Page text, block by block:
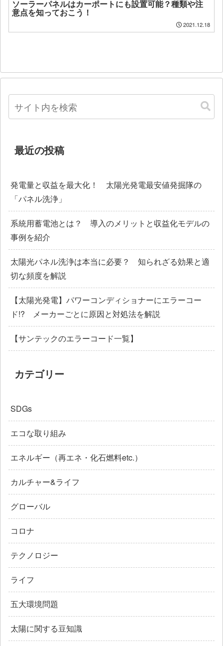
ソーラーパネルはカーポートにも設置可能？種類や注
意点を知っておこう！
2021.12.18
最近の投稿
発電量と収益を最大化！ 太陽光発電最安値発掘隊の
「パネル洗浄」
系統用蓄電池とは？ 導入のメリットと収益化モデルの
事例を紹介
太陽光パネル洗浄は本当に必要？ 知られざる効果と適
切な頻度を解説
【太陽光発電】パワーコンディショナーにエラーコー
ド!? メーカーごとに原因と対処法を解説
【サンテックのエラーコード一覧】
カテゴリー
SDGs
エコな取り組み
エネルギー（再エネ・化石燃料etc.）
カルチャー&ライフ
グローバル
コロナ
テクノロジー
ライフ
五大環境問題
太陽に関する豆知識